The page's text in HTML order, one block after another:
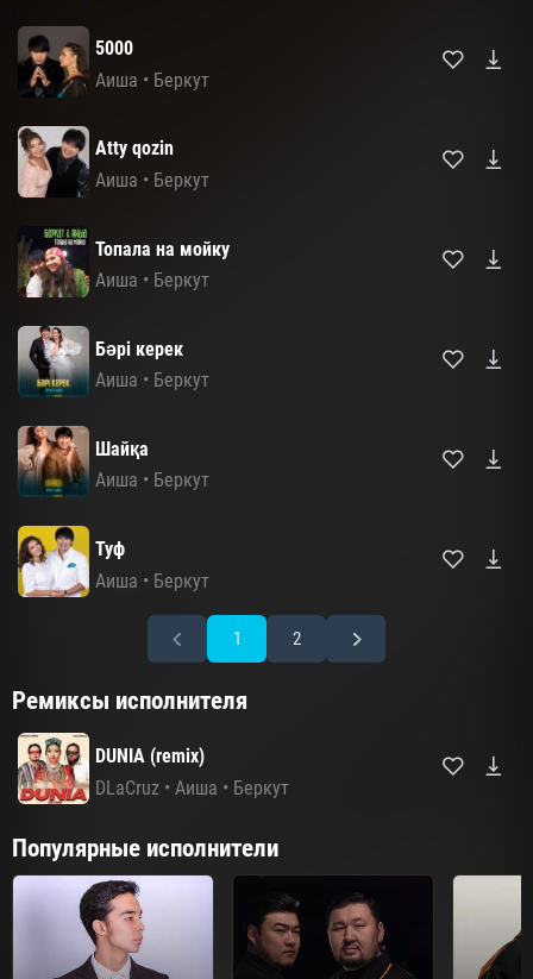
5000
Аиша • Беркут
Atty qozin
Аиша • Беркут
Топала на мойку
Аиша • Беркут
Бәрі керек
Аиша • Беркут
Шайқа
Аиша • Беркут
Туф
Аиша • Беркут
1 2
Ремиксы исполнителя
DUNIA (remix)
DLaCruz • Аиша • Беркут
Популярные исполнители